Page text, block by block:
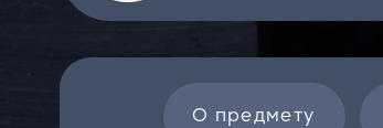
О предмету